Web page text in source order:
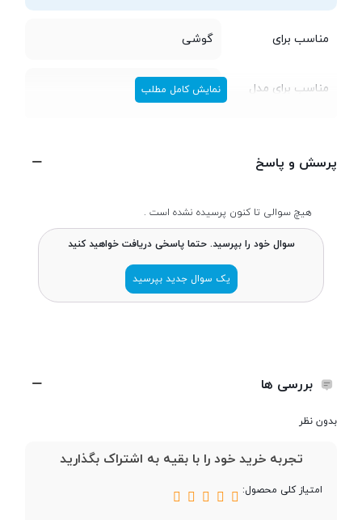
مناسب برای گوشی
مناسب برای مدل Xiaomi 11T Pro
سایر ویژگی‌ها
پوشش تمام صفحه - سازگار با حسگر
اثر انگشت زیر نمایشگر
نمایش کامل مطلب
پرسش و پاسخ
هیچ سوالی تا کنون پرسیده نشده است .
سوال خود را بپرسید. حتما پاسخی دریافت خواهید کنید
یک سوال جدید بپرسید
بررسی ها
بدون نظر
تجربه خرید خود را با بقیه به اشتراک بگذارید
امتیاز کلی محصول: